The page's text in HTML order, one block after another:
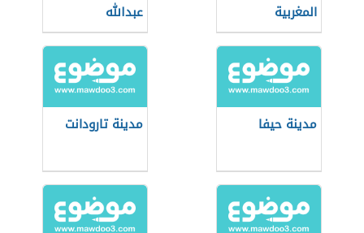
المغربية
عبدالله
مدينة حيفا مدينة تارودانت